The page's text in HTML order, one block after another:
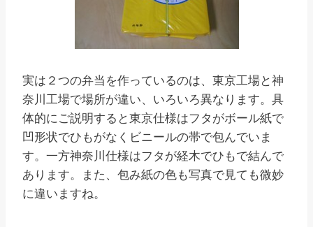
実は２つの弁当を作っているのは、東京工場と神
奈川工場で場所が違い、いろいろ異なります。具
体的にご説明すると東京仕様はフタがボール紙で
凹形状でひもがなくビニールの帯で包んでいま
す。一方神奈川仕様はフタが経木でひもで結んで
あります。また、包み紙の色も写真で見ても微妙
に違いますね。